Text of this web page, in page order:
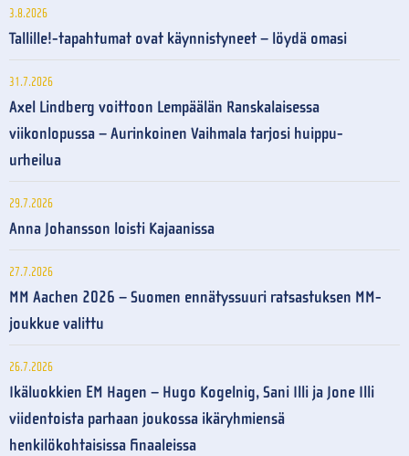
3.8.2026
Tallille!-tapahtumat ovat käynnistyneet – löydä omasi
31.7.2026
Axel Lindberg voittoon Lempäälän Ranskalaisessa
viikonlopussa – Aurinkoinen Vaihmala tarjosi huippu-
urheilua
29.7.2026
Anna Johansson loisti Kajaanissa
27.7.2026
MM Aachen 2026 – Suomen ennätyssuuri ratsastuksen MM-
joukkue valittu
26.7.2026
Ikäluokkien EM Hagen – Hugo Kogelnig, Sani Illi ja Jone Illi
viidentoista parhaan joukossa ikäryhmiensä
henkilökohtaisissa finaaleissa